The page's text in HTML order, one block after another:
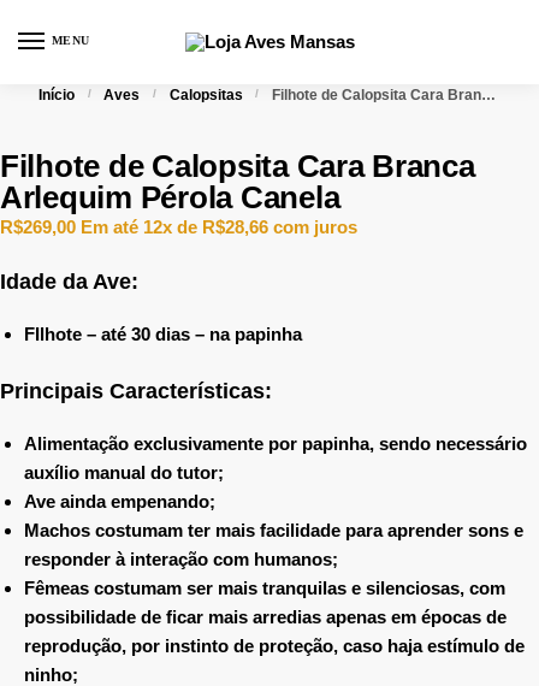
MENU
Início / Aves / Calopsitas / Filhote de Calopsita Cara Branca Arlequim Pérola Canela
Filhote de Calopsita Cara Branca
Arlequim Pérola Canela
R$269,00 Em até 12x de R$28,66 com juros
Idade da Ave:
FIlhote – até 30 dias – na papinha
Principais Características:
Alimentação exclusivamente por papinha, sendo necessário
auxílio manual do tutor;
Ave ainda empenando;
Machos costumam ter mais facilidade para aprender sons e
responder à interação com humanos;
Fêmeas costumam ser mais tranquilas e silenciosas, com
possibilidade de ficar mais arredias apenas em épocas de
reprodução, por instinto de proteção, caso haja estímulo de
ninho;